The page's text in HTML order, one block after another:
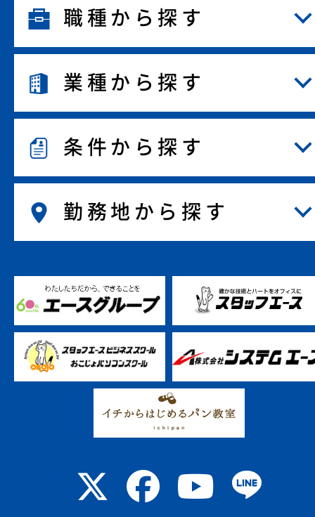
職種から探す
業種から探す
条件から探す
勤務地から探す